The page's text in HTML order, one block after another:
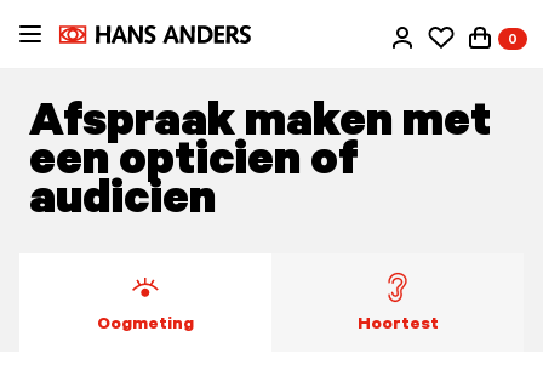
Ga
inhoud
0
Afspraak maken met
een opticien of
audicien
Oogmeting Hoortest